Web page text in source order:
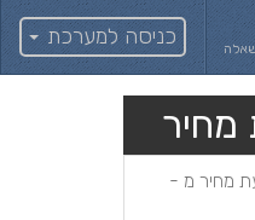
כניסה למערכת
מחיר
מחיר מ -